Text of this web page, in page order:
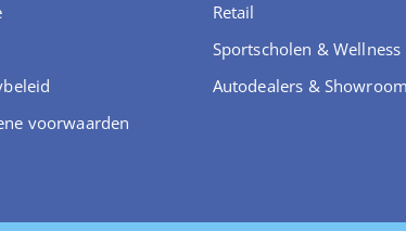
voorwaarden
Retail
Sportscholen & Wellness
Autodealers &